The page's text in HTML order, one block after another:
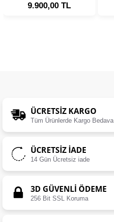
9.900,00 TL
ÜCRETSIZ KARGO
Tüm Ürünlerde Kargo Bedava
ÜCRETSIZ İADE
14 Gün Ücretsiz iade
3D GÜVENLİ ÖDEME
256 Bit SSL Koruma